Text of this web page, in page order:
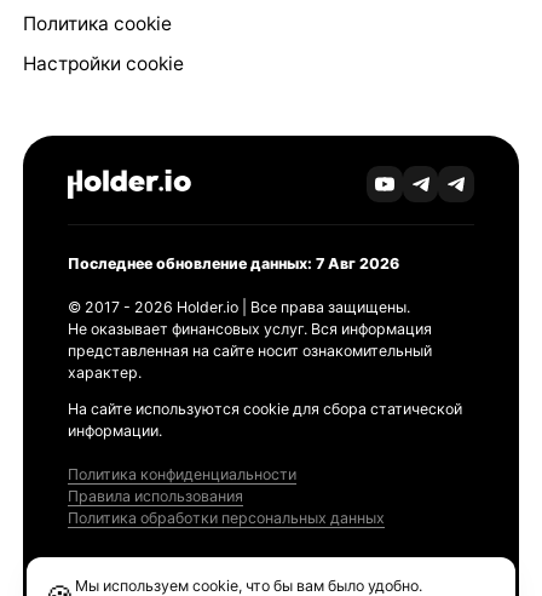
Политика cookie
Настройки cookie
Последнее обновление данных: 7 Авг 2026
© 2017 - 2026 Holder.io | Все права защищены.
Не оказывает финансовых услуг. Вся информация
представленная на сайте носит ознакомительный
характер.
На сайте используются cookie для сбора статической
информации.
Политика конфиденциальности
Правила использования
Политика обработки персональных данных
Мы используем cookie, что бы вам было удобно.